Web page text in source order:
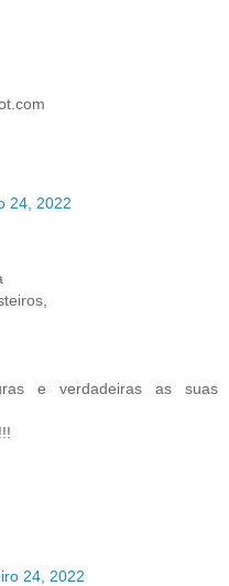
24, 2022
e verdadeiras as suas
24, 2022